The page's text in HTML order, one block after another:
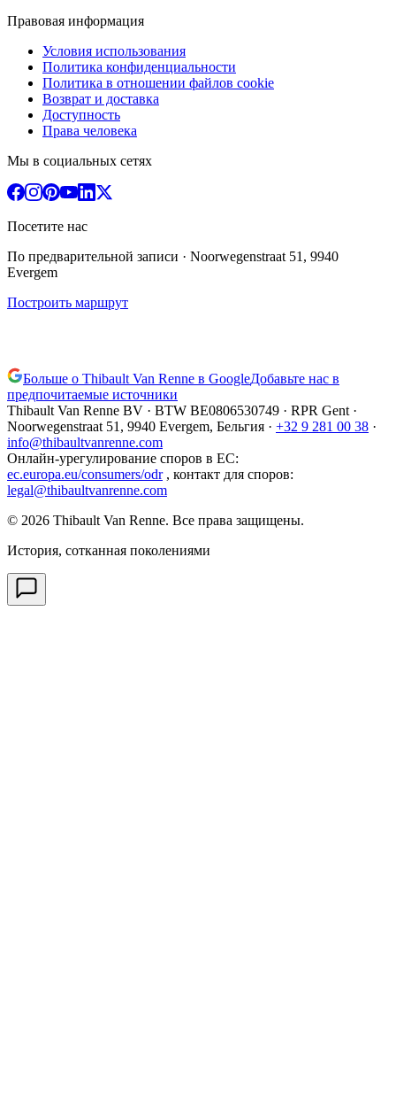
Правовая информация
Условия использования
Политика конфиденциальности
Политика в отношении файлов cookie
Возврат и доставка
Доступность
Права человека
Мы в социальных сетях
Посетите нас
По предварительной записи · Noorwegenstraat 51, 9940
Evergem
Построить маршрут
Больше о Thibault Van Renne в GoogleДобавьте нас в
предпочитаемые источники
Thibault Van Renne BV · BTW BE0806530749 · RPR Gent ·
Noorwegenstraat 51, 9940 Evergem, Бельгия · +32 9 281 00 38 ·
info@thibaultvanrenne.com
Онлайн-урегулирование споров в ЕС:
ec.europa.eu/consumers/odr , контакт для споров:
legal@thibaultvanrenne.com
© 2026 Thibault Van Renne. Все права защищены.
История, сотканная поколениями